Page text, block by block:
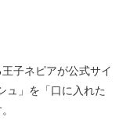
子ネピアが公式サイ
ュ」を「口に入れた